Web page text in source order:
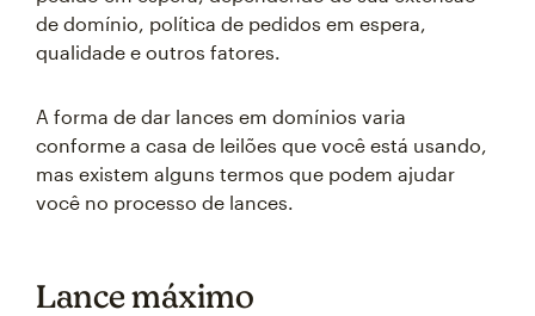
de domínio, política de pedidos em espera,
qualidade e outros fatores.
A forma de dar lances em domínios varia
conforme a casa de leilões que você está usando,
mas existem alguns termos que podem ajudar
você no processo de lances.
Lance máximo